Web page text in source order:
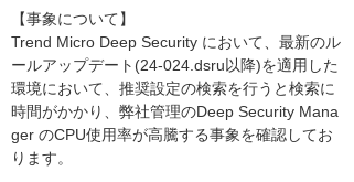
【事象について】
Trend Micro Deep Security において、最新のル
ールアップデート(24-024.dsru以降)を適用した
環境において、推奨設定の検索を行うと検索に
時間がかかり、弊社管理のDeep Security Mana
ger のCPU使用率が高騰する事象を確認してお
ります。